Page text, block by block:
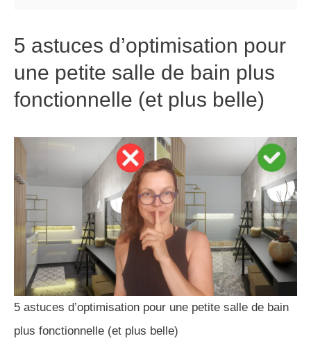
5 astuces d’optimisation pour
une petite salle de bain plus
fonctionnelle (et plus belle)
5 astuces d’optimisation pour une petite salle de bain
plus fonctionnelle (et plus belle)